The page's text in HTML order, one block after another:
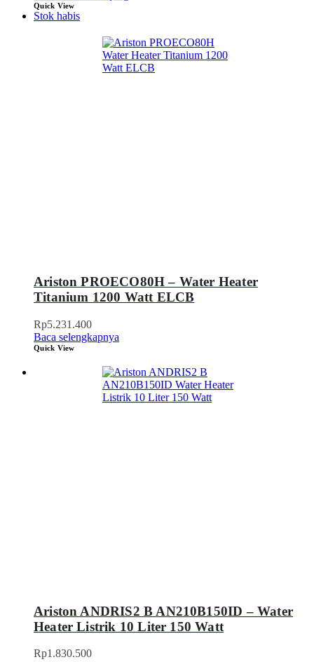
Quick View
Stok habis
Ariston PROECO80H – Water Heater
Titanium 1200 Watt ELCB
Rp5.231.400
Baca selengkapnya
Quick View
Ariston ANDRIS2 B AN210B150ID – Water
Heater Listrik 10 Liter 150 Watt
Rp1.830.500